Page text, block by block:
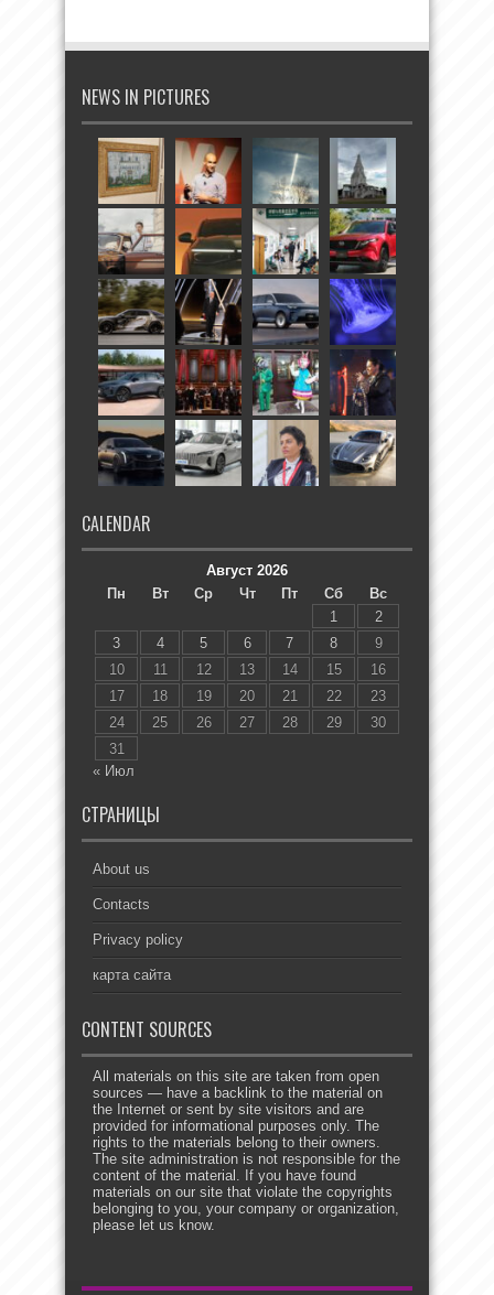
NEWS IN PICTURES
CALENDAR
Август 2026
Пн
Вт Ср Чт Пт Сб
Вс
1
2
3
4 5 6 7 8
9
10
11 12 13 14 15
16
17
18 19 20 21 22
23
24
25 26 27 28 29
30
31
« Июл
СТРАНИЦЫ
About us
Contacts
Privacy policy
карта сайта
CONTENT SOURCES
All materials on this site are taken from open
sources — have a backlink to the material on
the Internet or sent by site visitors and are
provided for informational purposes only. The
rights to the materials belong to their owners.
The site administration is not responsible for the
content of the material. If you have found
materials on our site that violate the copyrights
belonging to you, your company or organization,
please let us know.